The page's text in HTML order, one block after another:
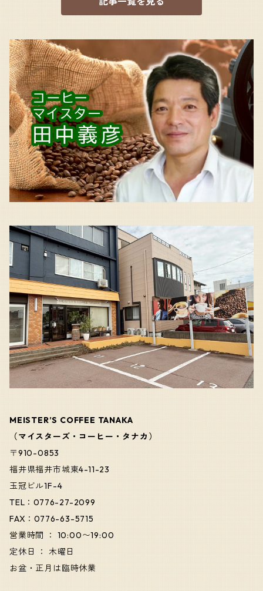
MEISTER’S COFFEE TANAKA
（マイスターズ・コーヒー・タナカ）
〒910-0853
福井県福井市城東4-11-23
玉冠ビル1F-4
TEL：0776-27-2099
FAX：0776-63-5715
営業時間 ： 10:00〜19:00
定休日 ： 木曜日
お盆・正月は臨時休業